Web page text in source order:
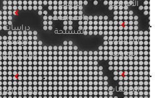
الأمريكية
الدراسات
الأوروبية
الدراسات
الإرهاب
والصراعات
المسلحة
دراسات
الإعلام
والرأي العام
قضايا المرأة